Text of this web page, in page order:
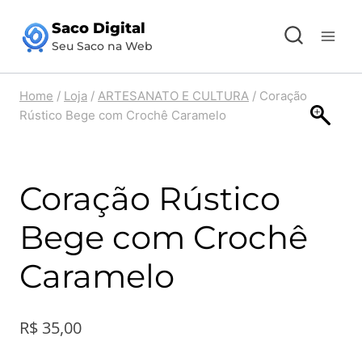
para
Conteúdo
Saco Digital
Seu Saco na Web
Home / Loja / ARTESANATO E CULTURA / Coração
Rústico Bege com Crochê Caramelo
Coração Rústico
Bege com Crochê
Caramelo
R$ 35,00